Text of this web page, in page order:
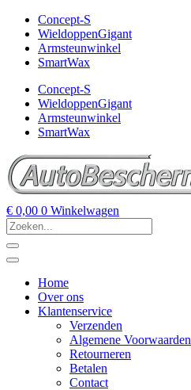
Concept-S
WieldoppenGigant
Armsteunwinkel
SmartWax
Concept-S
WieldoppenGigant
Armsteunwinkel
SmartWax
€ 0,00 0 Winkelwagen
Home
Over ons
Klantenservice
Verzenden
Algemene Voorwaarden
Retourneren
Betalen
Contact